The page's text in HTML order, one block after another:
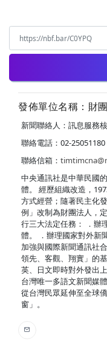
發佈單位名稱：財
新聞聯絡人：訊息服務
聯絡電話：02-25051180
聯絡信箱：
中央通訊社是中華民國
體。 經歷組織改造，
方式經營；隨著民主化
例」改制為財團法人，
行三大法定任務： ．辦
體。 ．辦理國家對外新
加強與國際新聞通訊社
領先、客觀、翔實」的
英、日文即時對外發出
台灣唯一多語文新聞媒
從台灣民眾延伸至全球
窗」。